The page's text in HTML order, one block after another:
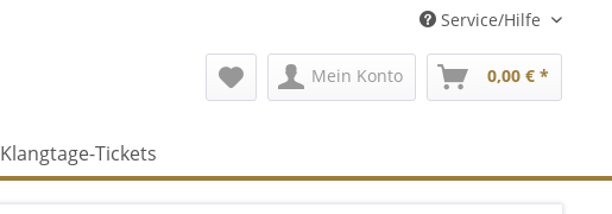
Service/Hilfe
Mein Konto 0,00 € *
Klangtage-Tickets